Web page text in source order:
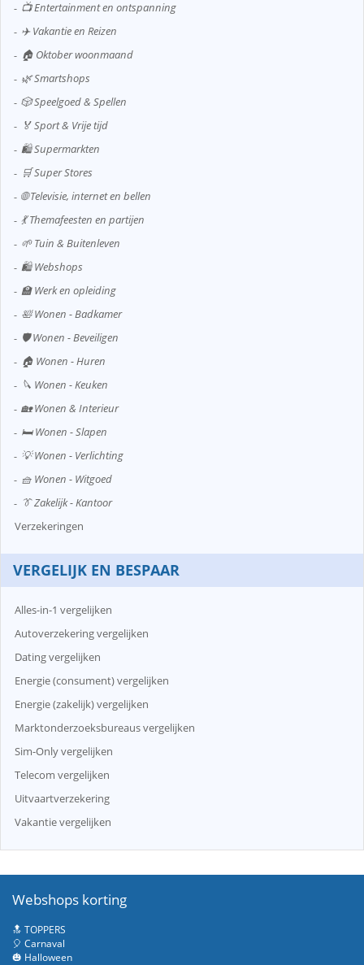
📺 Entertainment en ontspanning
✈️ Vakantie en Reizen
🏠 Oktober woonmaand
🌿 Smartshops
🎲 Speelgoed & Spellen
🏅 Sport & Vrije tijd
🛍️ Supermarkten
🛒 Super Stores
🌐 Televisie, internet en bellen
💃 Themafeesten en partijen
🌱 Tuin & Buitenleven
🛍️ Webshops
🏫 Werk en opleiding
🛀 Wonen - Badkamer
🛡️ Wonen - Beveiligen
🏠 Wonen - Huren
🔪 Wonen - Keuken
🏡 Wonen & Interieur
🛏️ Wonen - Slapen
💡 Wonen - Verlichting
🧺 Wonen - Witgoed
👔 Zakelijk - Kantoor
Verzekeringen
VERGELIJK EN BESPAAR
Alles-in-1 vergelijken
Autoverzekering vergelijken
Dating vergelijken
Energie (consument) vergelijken
Energie (zakelijk) vergelijken
Marktonderzoeksbureaus vergelijken
Sim-Only vergelijken
Telecom vergelijken
Uitvaartverzekering
Vakantie vergelijken
Webshops korting
🔝 TOPPERS
🎈 Carnaval
🎃 Halloween